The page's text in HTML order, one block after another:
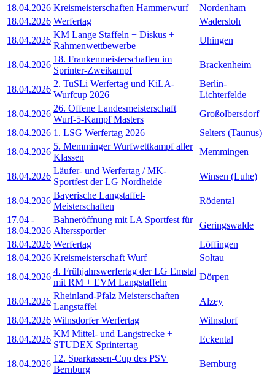
18.04.2026 Kreismeisterschaften Hammerwurf
Nordenham
18.04.2026 Werfertag
Wadersloh
18.04.2026
KM Lange Staffeln + Diskus +
Rahmenwettbewerbe
Uhingen
18.04.2026
18. Frankenmeisterschaften im
Sprinter-Zweikampf
Brackenheim
18.04.2026
2. TuSLi Werfertag und KiLA-
Wurfcup 2026
Berlin-
Lichterfelde
18.04.2026
26. Offene Landesmeisterschaft
Wurf-5-Kampf Masters
Großolbersdorf
18.04.2026 1. LSG Werfertag 2026
Selters (Taunus)
18.04.2026
5. Memminger Wurfwettkampf aller
Klassen
Memmingen
18.04.2026
Läufer- und Werfertag / MK-
Sportfest der LG Nordheide
Winsen (Luhe)
18.04.2026
Bayerische Langstaffel-
Meisterschaften
Rödental
17.04 -
18.04.2026
Bahneröffnung mit LA Sportfest für
Alterssportler
Geringswalde
18.04.2026 Werfertag
Löffingen
18.04.2026 Kreismeisterschaft Wurf
Soltau
18.04.2026
4. Frühjahrswerfertag der LG Emstal
mit RM + EVM Langstaffeln
Dörpen
18.04.2026
Rheinland-Pfalz Meisterschaften
Langstaffel
Alzey
18.04.2026 Wilnsdorfer Werfertag
Wilnsdorf
18.04.2026
KM Mittel- und Langstrecke +
STUDEX Sprintertag
Eckental
18.04.2026
12. Sparkassen-Cup des PSV
Bernburg
Bernburg